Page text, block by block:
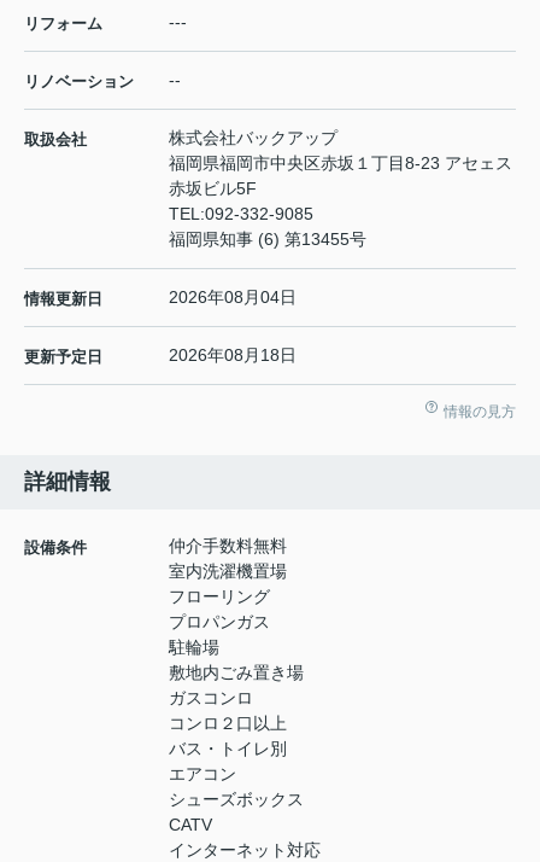
リフォーム ---
リノベーション --
取扱会社
株式会社バックアップ
福岡県福岡市中央区赤坂１丁目8-23 アセェス
赤坂ビル5F
TEL:092-332-9085
福岡県知事 (6) 第13455号
情報更新日 2026年08月04日
更新予定日 2026年08月18日
情報の見方
詳細情報
設備条件
仲介手数料無料
室内洗濯機置場
フローリング
プロパンガス
駐輪場
敷地内ごみ置き場
ガスコンロ
コンロ２口以上
バス・トイレ別
エアコン
シューズボックス
CATV
インターネット対応